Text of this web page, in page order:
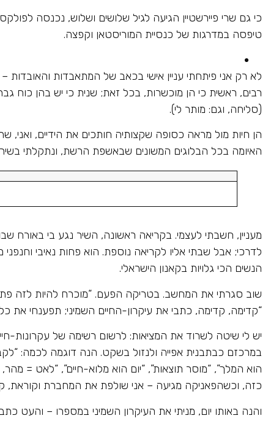
כי גם שרי פיירשטיין הגיעה לגיל שלושים ושלוש, נכנסה
טיפסה במדרגות של כנסיית המוריסטאן וקפצה.
לא רק אני פיתחתי עניין אישי בכאב של המתאבדות
רבים, ראשית כי הן מוכשרות, בכל זאת; שנית כי יש בהן
(סליחה, וגם: מותר לי).
הן חיות מול מראה כסופה שקצותיה חותכים את הידיים, ואני,
האיומה בכל הבלוגים המשונים שבאשפת הרשת, ונתקלתי
מעניין, חשבתי לעצמי. בקריאה ראשונה, השיר נגע בי באורח
לדרכי; אבל שבתי אליו לקריאה נוספת. הוא פחות נאיבי
הנשים הכי גלויות בקאנון הישראלי.
שוב סגרתי את המחשב. בטריקה הפעם. “מוכרח להיות לזה
“קדימה, קדימה, כתבי את עיקרון-החיים השמיני; תפענחי
יש לי שיטה לשרוד את המציאות: לרשום רשימה של עקרונות-
במרכזם כבתבנית אפייה ולנזול בשקט. הנה דוגמה לכמה:
הוא המלך”, “מוסר תוצאות”, “יום הוא מלוא-חיים”, “לאט =
כזה, וכשהפאניקה מגיעה – אני שולפת את המחברת וקוראת,
והנה באותו יום, מניתי את העיקרון השמיני במספרו – והעט